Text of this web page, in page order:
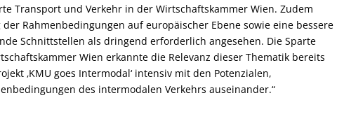
Transport und Verkehr in der Wirtschaftskammer Wien. Zudem
Rahmenbedingungen auf europäischer Ebene sowie eine bessere
Schnittstellen als dringend erforderlich angesehen. Die Sparte
Wien erkannte die Relevanz dieser Thematik bereits
‚KMU goes Intermodal‘ intensiv mit den Potenzialen,
des intermodalen Verkehrs auseinander.“